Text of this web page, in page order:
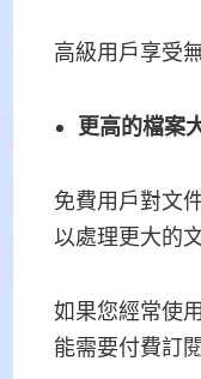
高級用戶享受
更高的檔案
免費用戶對文
以處理更大的
如果您經常使
能需要付費訂